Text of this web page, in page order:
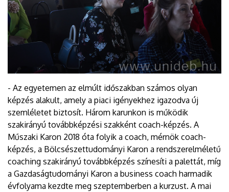
- Az egyetemen az elmúlt időszakban számos olyan
képzés alakult, amely a piaci igényekhez igazodva új
szemléletet biztosít. Három karunkon is működik
szakirányú továbbképzési szakként coach-képzés. A
Műszaki Karon 2018 óta folyik a coach, mérnök coach-
képzés, a Bölcsészettudományi Karon a rendszerelméletű
coaching szakirányú továbbképzés színesíti a palettát, míg
a Gazdaságtudományi Karon a business coach harmadik
évfolyama kezdte meg szeptemberben a kurzust. A mai